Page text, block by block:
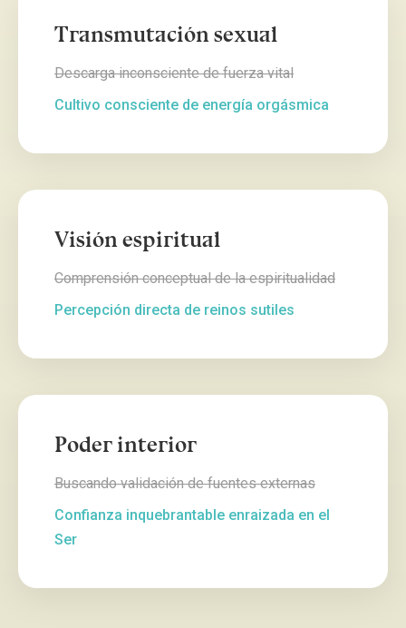
Transmutación sexual
Descarga inconsciente de fuerza vital
Cultivo consciente de energía orgásmica
Visión espiritual
Comprensión conceptual de la espiritualidad
Percepción directa de reinos sutiles
Poder interior
Buscando validación de fuentes externas
Confianza inquebrantable enraizada en el
Ser